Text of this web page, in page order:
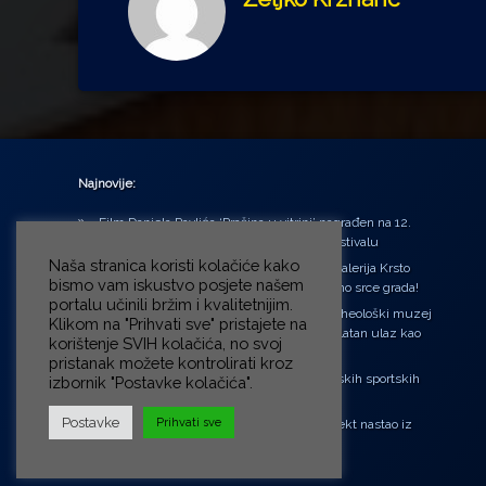
Najnovije:
Film Daniela Pavlića ‘Prašina u vitrini’ nagrađen na 12.
Green Montenegro International Film Festivalu
U središtu Petrinje otvorena obnovljena Galerija Krsto
Hegedušić: Kultura vraćena kući, u samo srce grada!
Od petka do nedjelje (31.7. – 2.8.2026.) Arheološki muzej
u Zagrebu otvara vrata građanima: Besplatan ulaz kao
zaklon od toplinskog vala
‘Ni med cvetjem ni pravice’ na Aleji hrvatskih sportskih
“Rubikova kocka – složi svoju priču”, projekt nastao iz
potrebe da se čuje glas djece!
Naša stranica koristi kolačiće kako
bismo vam iskustvo posjete našem
portalu učinili bržim i kvalitetnijim.
Klikom na "Prihvati sve" pristajete na
korištenje SVIH kolačića, no svoj
pristanak možete kontrolirati kroz
izbornik "Postavke kolačića".
Postavke Prihvati sve